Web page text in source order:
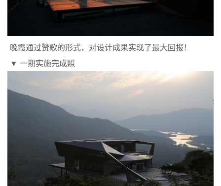
晚霞通过赞歌的形式，对设计成果实现了最大回报！
▼ 一期实施完成照